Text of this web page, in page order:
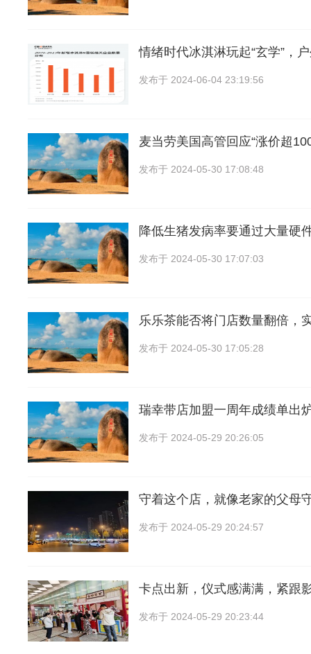
情绪时代冰淇淋玩起“玄学”，
发布于 2024-06-04 23:19:56
麦当劳美国高管回应“涨价超
发布于 2024-05-30 17:08:48
降低生猪发病率要通过大量硬
发布于 2024-05-30 17:07:03
乐乐茶能否将门店数量翻倍，
发布于 2024-05-30 17:05:28
瑞幸带店加盟一周年成绩单出
发布于 2024-05-29 20:26:05
守着这个店，就像老家的父母
发布于 2024-05-29 20:24:57
卡点出新，仪式感满满，紧跟
发布于 2024-05-29 20:23:44